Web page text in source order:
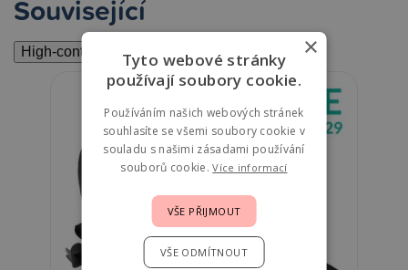
Související
High-contrast mode ×
Tyto webové stránky
používají soubory cookie.
Používáním našich webových stránek
souhlasíte se všemi soubory cookie v
souladu s našimi zásadami používání
souborů cookie.Více informací
VŠE PŘIJMOUT
VŠE ODMÍTNOUT